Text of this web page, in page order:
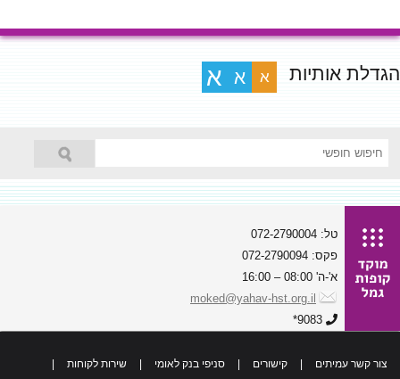
הגדלת אותיות א א א
טל: 072-2790004
פקס: 072-2790094
א'-ה' 08:00 – 16:00
moked@yahav-hst.org.il
9083*
צור קשר עמיתים קישורים סניפי בנק לאומי שירות לקוחות